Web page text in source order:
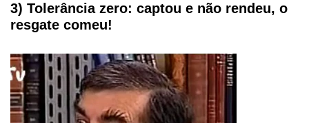
3) Tolerância zero: captou e não rendeu, o
resgate comeu!